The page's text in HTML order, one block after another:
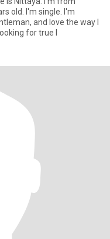
old. I'm single. I'm
and love the way I
for true l